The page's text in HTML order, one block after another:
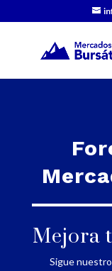
Mejora
Sigue